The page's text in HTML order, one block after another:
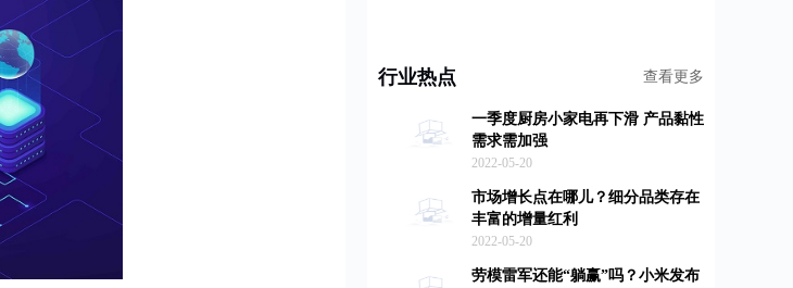
行业热点 查看更多
一季度厨房小家电再下滑 产品黏性
需求需加强
2022-05-20
市场增长点在哪儿？细分品类存在
丰富的增量红利
2022-05-20
劳模雷军还能“躺赢”吗？小米发布